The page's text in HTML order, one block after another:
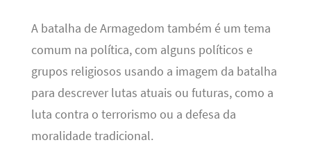
A batalha de Armagedom também é um tema
comum na política, com alguns políticos e
grupos religiosos usando a imagem da batalha
para descrever lutas atuais ou futuras, como a
luta contra o terrorismo ou a defesa da
moralidade tradicional.